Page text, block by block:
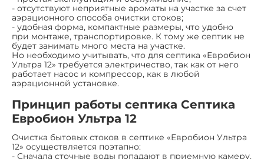
- отсутствуют неприятные ароматы на участке за счет
аэрационного способа очистки стоков;
- удобная форма, компактные размеры, что удобно
при монтаже, транспортировке. К тому же септик не
будет занимать много места на участке.
Но необходимо учитывать, что для септика «Евробион
Ультра 12» требуется электричество, так как от него
работает насос и компрессор, как в любой
аэрационной установке.
Принцип работы септика Септика
Евробион Ультра 12
Очистка бытовых стоков в септике «Евробион Ультра
12» осуществляется поэтапно:
- Сначала сточные воды попадают в приемную камеру,